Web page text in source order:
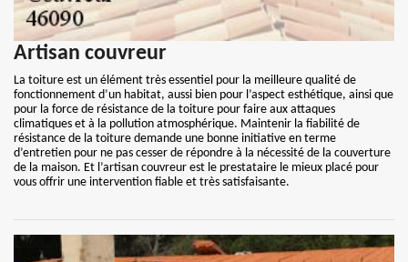
Artisan couvreur
La toiture est un élément très essentiel pour la meilleure qualité de
fonctionnement d’un habitat, aussi bien pour l’aspect esthétique, ainsi que
pour la force de résistance de la toiture pour faire aux attaques
climatiques et à la pollution atmosphérique. Maintenir la fiabilité de
résistance de la toiture demande une bonne initiative en terme
d’entretien pour ne pas cesser de répondre à la nécessité de la couverture
de la maison. Et l’artisan couvreur est le prestataire le mieux placé pour
vous offrir une intervention fiable et très satisfaisante.